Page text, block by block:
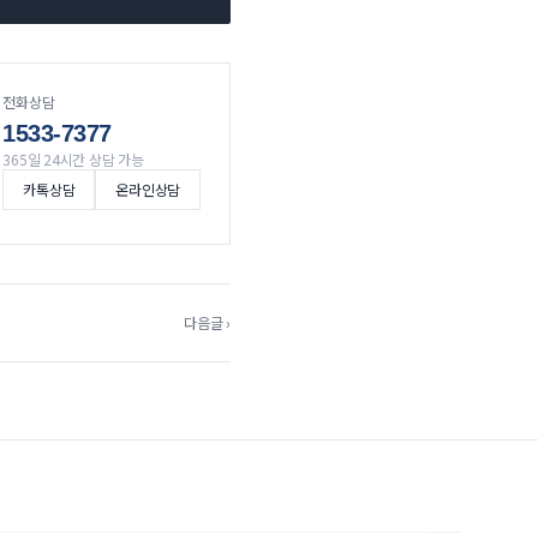
전화상담
1533-7377
365일 24시간 상담 가능
카톡상담
온라인상담
다음글 ›